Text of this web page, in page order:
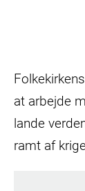
at arbejde
lande
ramt af